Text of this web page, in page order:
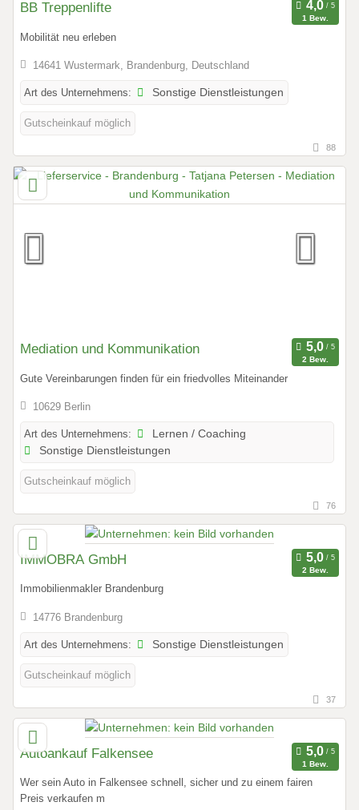
BB Treppenlifte
1 Bew.
Mobilität neu erleben
14641 Wustermark, Brandenburg, Deutschland
Art des Unternehmens: Sonstige Dienstleistungen
Gutscheinkauf möglich
88
Mediation und Kommunikation
2 Bew.
Gute Vereinbarungen finden für ein friedvolles Miteinander
10629 Berlin
Art des Unternehmens:
Lernen / Coaching
Sonstige Dienstleistungen
Gutscheinkauf möglich
76
IMMOBRA GmbH
2 Bew.
Immobilienmakler Brandenburg
14776 Brandenburg
Art des Unternehmens: Sonstige Dienstleistungen
Gutscheinkauf möglich
37
Autoankauf Falkensee
1 Bew.
Wer sein Auto in Falkensee schnell, sicher und zu einem fairen
Preis verkaufen m